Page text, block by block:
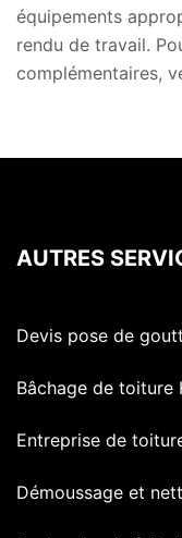
équipements
rendu de travail.
complémentaires,
AUTRES
Devis pose de
Bâchage de toiture
Entreprise de
Démoussage et